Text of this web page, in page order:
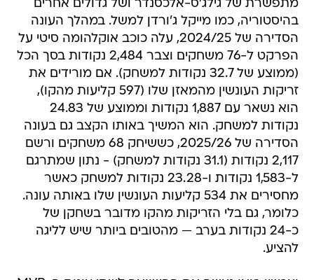
מתפשרת של גילג'ס-אלכסנדר ושל גדולים אחרים
בהיסטוריה, כמו מייקל ג'ורדן למשל. במהלך העונה
הסדירה של 2024/25, עלה כוכב אוקלהומה סיטי על
הפרקט ל-76 משחקים וצבר 2,484 נקודות בסך הכל
(ממוצע של 32.7 נקודות למשחק). אם מורידים את
זריקות העונשין מהמאזן שלו (597 קליעות מהקו),
הוא נשאר עם 1,887 נקודות וממוצע של 24.83
נקודות למשחק. הוא המשיך באותו הקצב גם בעונה
הסדירה של 2025/26, כששיחק 68 משחקים ורשם
2,117 נקודות (31.1 נקודות למשחק) - נתון שמתרגם
ל-1,583 נקודות ו-23.28 נקודות למשחק כאשר
מחסירים את 534 קליעות העונשין שלו באותה עונה.
כלומר, גם בלי הזריקות מהקו מדובר בשחקן של
כ-24 נקודות בערב — מהטובים ביותר שיש לליגה
להציע.